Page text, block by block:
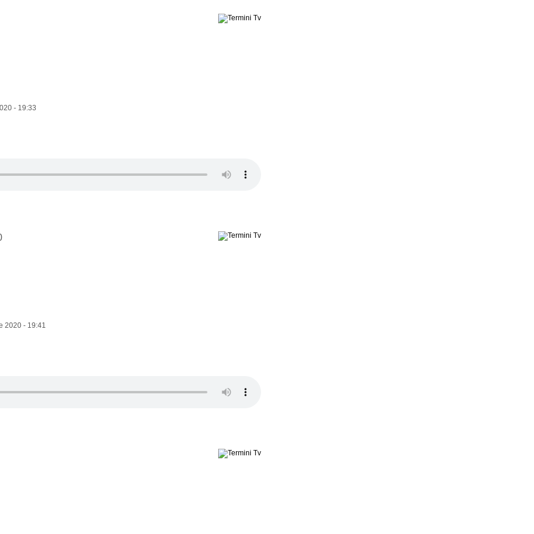
- 19:33
2020 - 19:41